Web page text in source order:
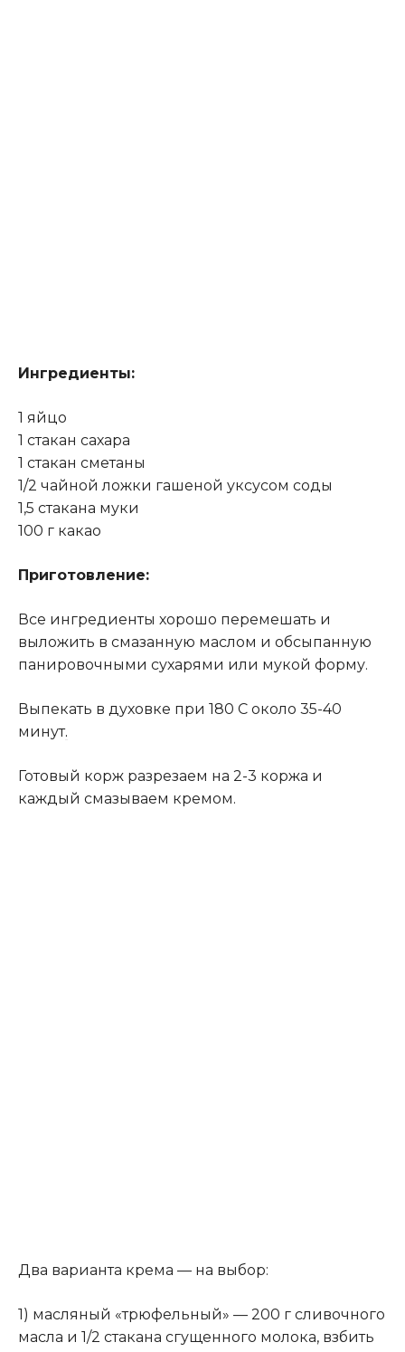
Ингредиенты:
1 яйцо
1 стакан сахара
1 стакан сметаны
1/2 чайной ложки гашеной уксусом соды
1,5 стакана муки
100 г какао
Приготовление:
Все ингредиенты хорошо перемешать и
выложить в смазанную маслом и обсыпанную
панировочными сухарями или мукой форму.
Выпекать в духовке при 180 С около 35-40
минут.
Готовый корж разрезаем на 2-3 коржа и
каждый смазываем кремом.
Два варианта крема — на выбор:
1) масляный «трюфельный» — 200 г сливочного
масла и 1/2 стакана сгущенного молока, взбить